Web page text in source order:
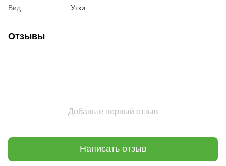
Вид
Утки
Отзывы
Добавьте первый отзыв
Написать отзыв